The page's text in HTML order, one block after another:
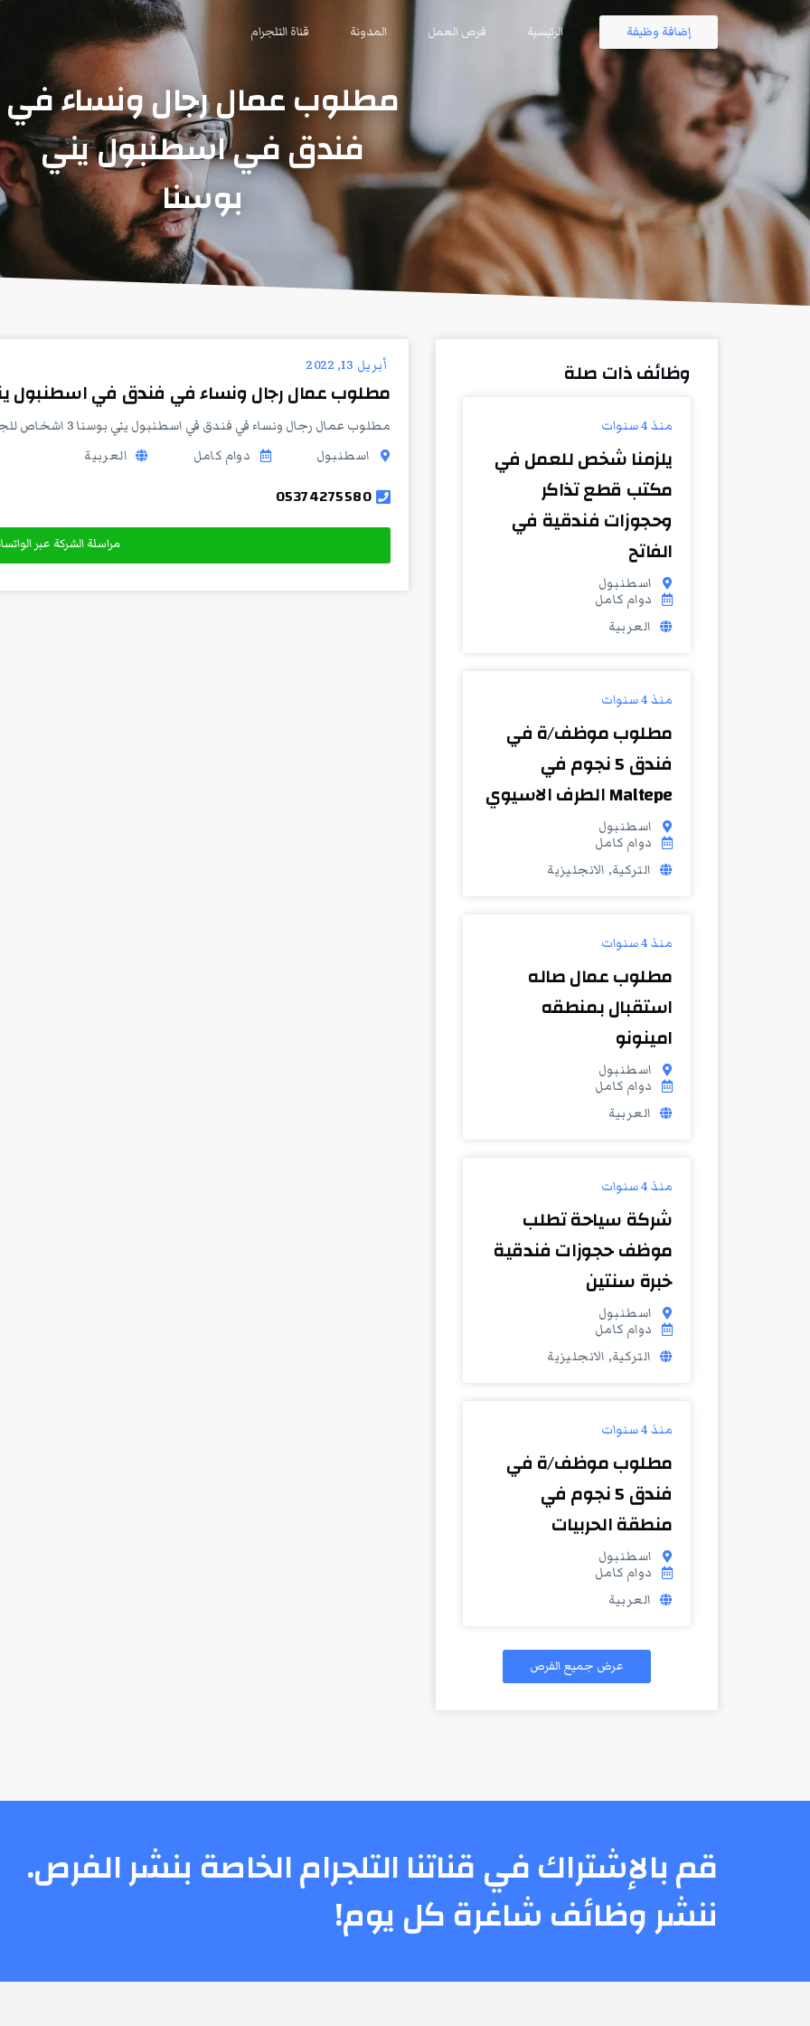
إضافة وظيفة الرئيسية فرص العمل المدونة قناة التلجرام
مطلوب عمال رجال ونساء في
فندق في اسطنبول يني
بوسنا
وظائف ذات صلة
منذ 4 سنوات
يلزمنا شخص للعمل في
مكتب قطع تذاكر
وحجوزات فندقية في
الفاتح
اسطنبول
دوام كامل
العربية
منذ 4 سنوات
مطلوب موظف/ة في
فندق 5 نجوم في
Maltepe الطرف الاسيوي
اسطنبول
دوام كامل
التركية, الانجليزية
منذ 4 سنوات
مطلوب عمال صاله
استقبال بمنطقه
امينونو
اسطنبول
دوام كامل
العربية
منذ 4 سنوات
شركة سياحة تطلب
موظف حجوزات فندقية
خبرة سنتين
اسطنبول
دوام كامل
التركية, الانجليزية
منذ 4 سنوات
مطلوب موظف/ة في
فندق 5 نجوم في
منطقة الحربيات
اسطنبول
دوام كامل
العربية
عرض جميع الفرص
أبريل 13, 2022
مطلوب عمال رجال ونساء في فندق في اسطنبول
مطلوب عمال رجال ونساء في فندق في اسطنبول يني بوسنا 3 اشخاص للجلي الدوام 8 ساعات متوفر 3 وجبات طعام الاتصال على
اسطنبول
دوام كامل العربية
05374275580
مراسلة الشركة عبر
قم بالإشتراك في قناتنا التلجرام الخاصة بنشر الفرص.
ننشر وظائف شاغرة كل يوم!